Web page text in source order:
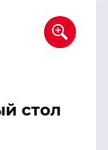
стол